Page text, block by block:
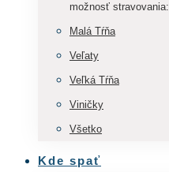
možnosť stravovania:
Malá Tŕňa
Veľaty
Veľká Tŕňa
Viničky
Všetko
Kde spať